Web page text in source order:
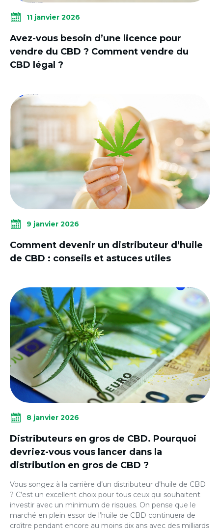
11 janvier 2026
Avez-vous besoin d’une licence pour
vendre du CBD ? Comment vendre du
CBD légal ?
9 janvier 2026
Comment devenir un distributeur d’huile
de CBD : conseils et astuces utiles
8 janvier 2026
Distributeurs en gros de CBD. Pourquoi
devriez-vous vous lancer dans la
distribution en gros de CBD ?
Vous songez à la carrière d’un distributeur d’huile de CBD
? C’est un excellent choix pour tous ceux qui souhaitent
investir avec un minimum de risques. On pense que le
marché en plein essor de l’huile de CBD continuera de
croître pendant encore au moins dix ans avec des milliards